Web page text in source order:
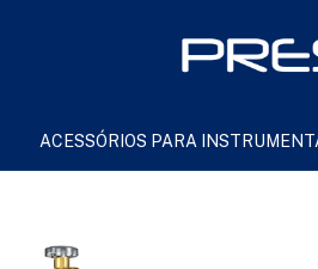
ACESSÓRIOS PARA